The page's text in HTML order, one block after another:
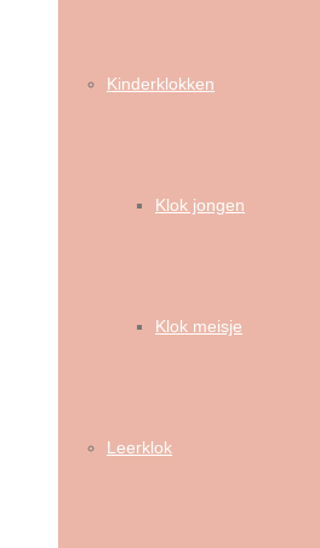
Kinderklokken
Klok jongen
Klok meisje
Leerklok